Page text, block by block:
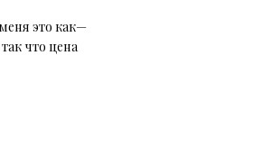
это как—
что цена